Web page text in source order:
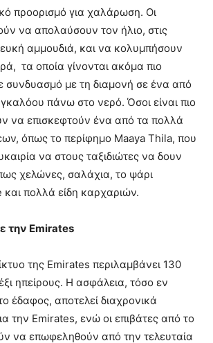
προορισμό για χαλάρωση. Οι
να απολαύσουν τον ήλιο, στις
αμμουδιά, και να κολυμπήσουν
τα οποία γίνονται ακόμα πιο
συνδυασμό με τη διαμονή σε ένα από
πάνω στο νερό. Όσοι είναι πιο
να επισκεφτούν ένα από τα πολλά
όπως το περίφημο Maaya Thila, που
να στους ταξιδιώτες να δουν
χελώνες, σαλάχια, το ψάρι
πολλά είδη καρχαριών.
την Emirates
της Emirates περιλαμβάνει 130
ηπείρους. Η ασφάλεια, τόσο εν
έδαφος, αποτελεί διαχρονικά
την Emirates, ενώ οι επιβάτες από το
να επωφεληθούν από την τελευταία